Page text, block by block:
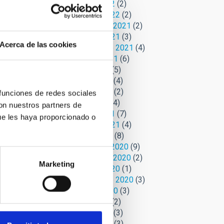
de las cookies
de redes sociales
nuestros partners de
les haya proporcionado o
Marketing
Marzo 2022 (2)
Febrero 2022 (2)
Noviembre 2021 (2)
Octubre 2021 (3)
Septiembre 2021 (4)
Agosto 2021 (6)
(5)
(4)
Mayo 2021
(2)
Abril 2021
(4)
Marzo 2021 (7)
Febrero 2021 (4)
(8)
Diciembre 2020(9)
Noviembre 2020(2)
Octubre 2020(1)
Septiembre 2020(3)
Agosto 2020(3)
Julio 2020(2)
Junio 2020
(3)